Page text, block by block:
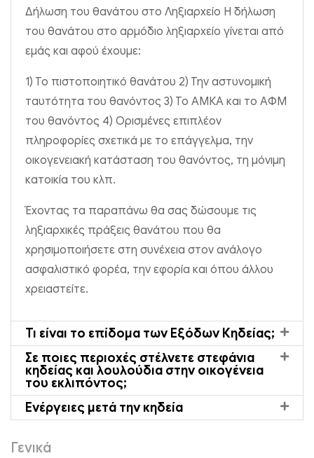
Γενικά
Δήλωση του θανάτου στο Ληξιαρχείο Η δήλωση
του θανάτου στο αρμόδιο ληξιαρχείο γίνεται από
εμάς και αφού έχουμε:
1) Το πιστοποιητικό θανάτου 2) Την αστυνομική
ταυτότητα του θανόντος 3) Το ΑΜΚΑ και το ΑΦΜ
του θανόντος 4) Ορισμένες επιπλέον
πληροφορίες σχετικά με το επάγγελμα, την
οικογενειακή κατάσταση του θανόντος, τη μόνιμη
κατοικία του κλπ.
Έχοντας τα παραπάνω θα σας δώσουμε τις
ληξιαρχικές πράξεις θανάτου που θα
χρησιμοποιήσετε στη συνέχεια στον ανάλογο
ασφαλιστικό φορέα, την εφορία και όπου άλλου
χρειαστείτε.
Τι είναι το επίδομα των Εξόδων Κηδείας;
Σε ποιες περιοχές στέλνετε στεφάνια
κηδείας και λουλούδια στην οικογένεια
του εκλιπόντος;
Ενέργειες μετά την κηδεία